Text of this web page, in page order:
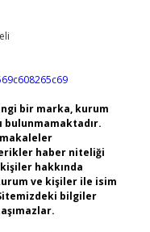
bir marka, kurum
bulunmamaktadır.
makaleler
haber niteliği
hakkında
ve kişiler ile isim
bilgiler